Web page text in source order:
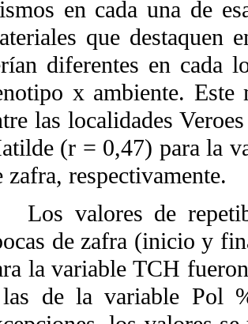
en cada una de
que destaquen
diferentes en cada
x ambiente. Este
las localidades
(r = 0,47) para la
zafra, respectivamente.
valores de
de zafra (inicio y
la variable TCH
de la variable Pol